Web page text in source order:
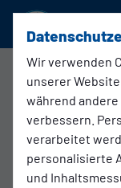
Wir verwenden
unserer
während
verbessern.
verarbeitet
personalisierte
und
2. Damen
21.09.2025 13:00
SSVg